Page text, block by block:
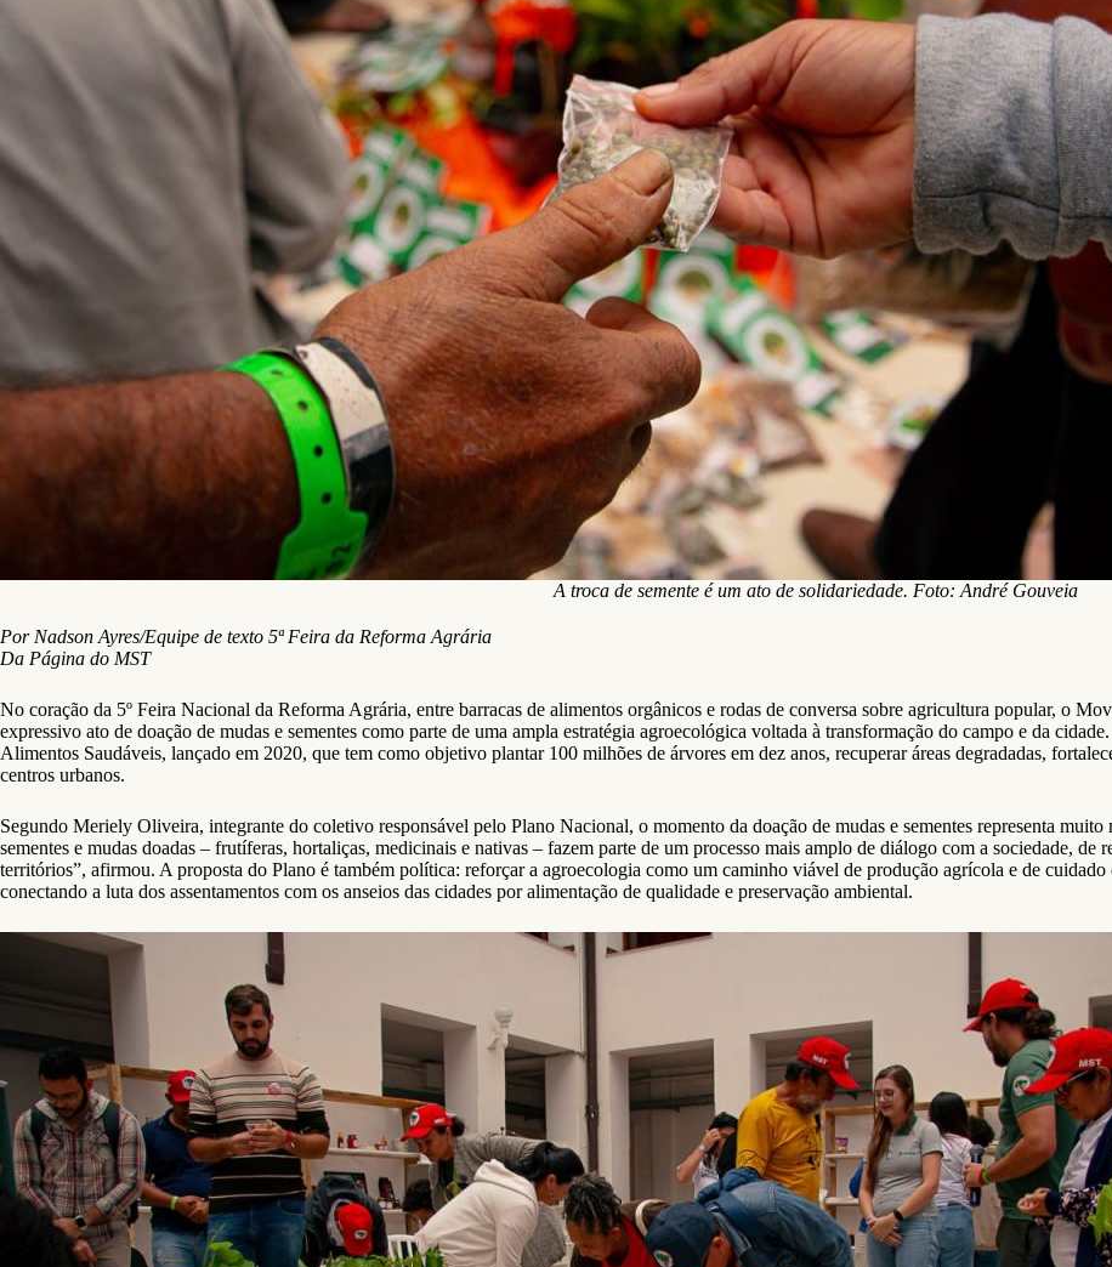
A troca de semente é um ato de solidariedade. Foto: André Gouveia
Por Nadson Ayres/Equipe de texto 5ª Feira da Reforma Agrária
Da Página do MST
No coração da 5º Feira Nacional da Reforma Agrária, entre barracas de alimentos orgânicos e rodas de conversa sobre agricultura popular, o
expressivo ato de doação de mudas e sementes como parte de uma ampla estratégia agroecológica voltada à transformação do campo e da
Alimentos Saudáveis, lançado em 2020, que tem como objetivo plantar 100 milhões de árvores em dez anos, recuperar áreas degradadas,
centros urbanos.
Segundo Meriely Oliveira, integrante do coletivo responsável pelo Plano Nacional, o momento da doação de mudas e sementes representa
sementes e mudas doadas – frutíferas, hortaliças, medicinais e nativas – fazem parte de um processo mais amplo de diálogo com a sociedade, de
territórios”, afirmou. A proposta do Plano é também política: reforçar a agroecologia como um caminho viável de produção agrícola e de
conectando a luta dos assentamentos com os anseios das cidades por alimentação de qualidade e preservação ambiental.